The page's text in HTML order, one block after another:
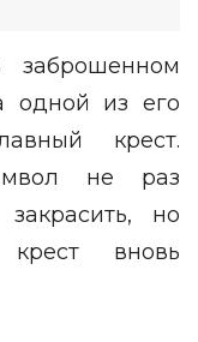
одной из его
крест.
не раз
но
вновь